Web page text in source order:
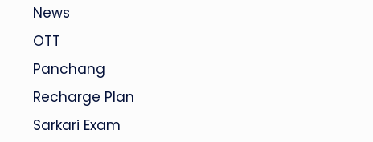
News
OTT
Panchang
Recharge Plan
Sarkari Exam